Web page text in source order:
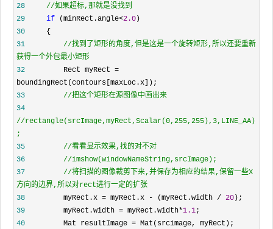
28
//如果超标,那就是没找到
29
if (minRect.angle<2.0
30
31
//找到了矩形的角度,但是这是一个旋转矩形,所以还要重新
获得一个外包最小矩形
32
         Rect myRect =
33
//
34
//rectangle(srcImage,myRect,Scalar(0,255,255),3,LINE_AA)
35
//
36
//
37
//将扫描的图像裁剪下来,并保存为相应的结果,保留一些X
方向的边界,所以对rect进行一定的扩张
38
         myRect.x = myRect.x - (myRect.width /
20
39
         myRect.width = myRect.width*
1.1
40
         Mat resultImage =